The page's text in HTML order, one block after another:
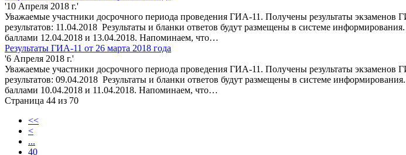
'10 Апреля 2018 г.'
Уважаемые участники досрочного периода проведения ГИА-11. Получены результаты
результатов: 11.04.2018 Результаты и бланки ответов будут размещены в системе
баллами 12.04.2018 и 13.04.2018. Напоминаем, что…
Результаты ГИА-11 от 26 марта 2018 года
'6 Апреля 2018 г.'
Уважаемые участники досрочного периода проведения ГИА-11. Получены результаты
результатов: 09.04.2018 Результаты и бланки ответов будут размещены в системе
баллами 10.04.2018 и 11.04.2018. Напоминаем, что…
Страница 44 из 70
<<
<
...
40